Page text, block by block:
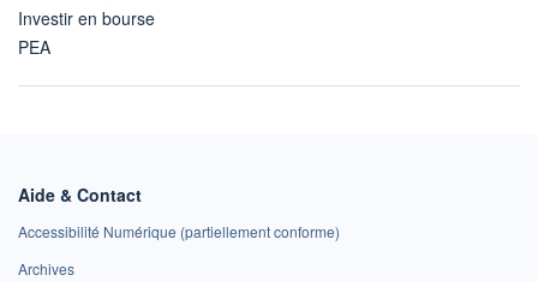
Investir en bourse
PEA
Aide & Contact
Accessibilité Numérique (partiellement conforme)
Archives